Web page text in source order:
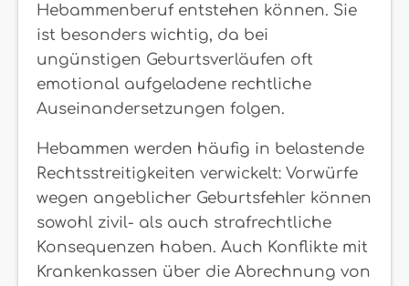
Hebammenberuf entstehen können. Sie
ist besonders wichtig, da bei
ungünstigen Geburtsverläufen oft
emotional aufgeladene rechtliche
Auseinandersetzungen folgen.
Hebammen werden häufig in belastende
Rechtsstreitigkeiten verwickelt: Vorwürfe
wegen angeblicher Geburtsfehler können
sowohl zivil- als auch strafrechtliche
Konsequenzen haben. Auch Konflikte mit
Krankenkassen über die Abrechnung von